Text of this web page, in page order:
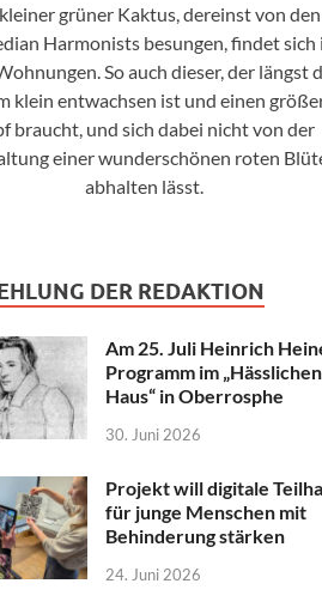
grüner Kaktus, dereinst von den
Harmonists besungen, findet sich
So auch dieser, der längst
klein entwachsen ist und einen
braucht, und sich dabei nicht von der
einer wunderschönen roten
abhalten lässt.
DER REDAKTION
Am 25. Juli Heinrich
Programm im „Hässlichen
Haus“ in Oberrosphe
30. Juni 2026
Projekt will digitale
für junge Menschen mit
Behinderung stärken
24. Juni 2026